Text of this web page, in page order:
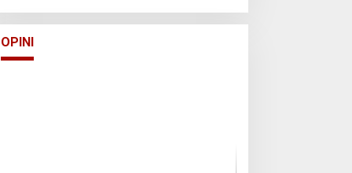
OPINI
Buton
Di Opini